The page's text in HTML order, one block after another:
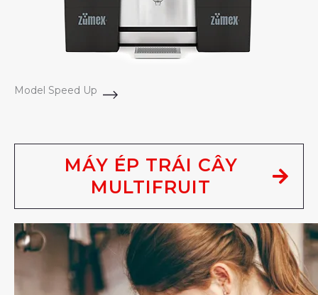
Model Speed Up
MÁY ÉP TRÁI CÂY
MULTIFRUIT